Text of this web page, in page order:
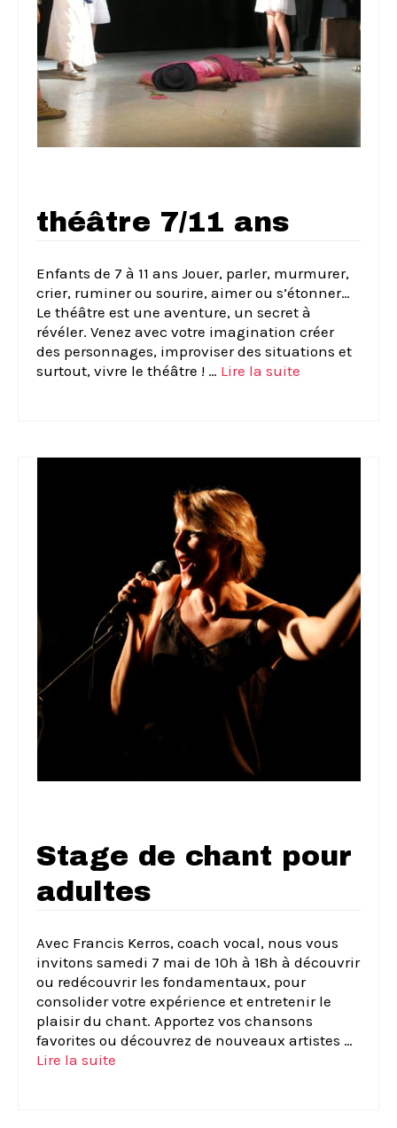
théâtre 7/11 ans
Enfants de 7 à 11 ans Jouer, parler, murmurer,
crier, ruminer ou sourire, aimer ou s’étonner…
Le théâtre est une aventure, un secret à
révéler. Venez avec votre imagination créer
des personnages, improviser des situations et
surtout, vivre le théâtre ! … Lire la suite­­
Stage de chant pour
adultes
Avec Francis Kerros, coach vocal, nous vous
invitons samedi 7 mai de 10h à 18h à découvrir
ou redécouvrir les fondamentaux, pour
consolider votre expérience et entretenir le
plaisir du chant. Apportez vos chansons
favorites ou découvrez de nouveaux artistes …
Lire la suite­­